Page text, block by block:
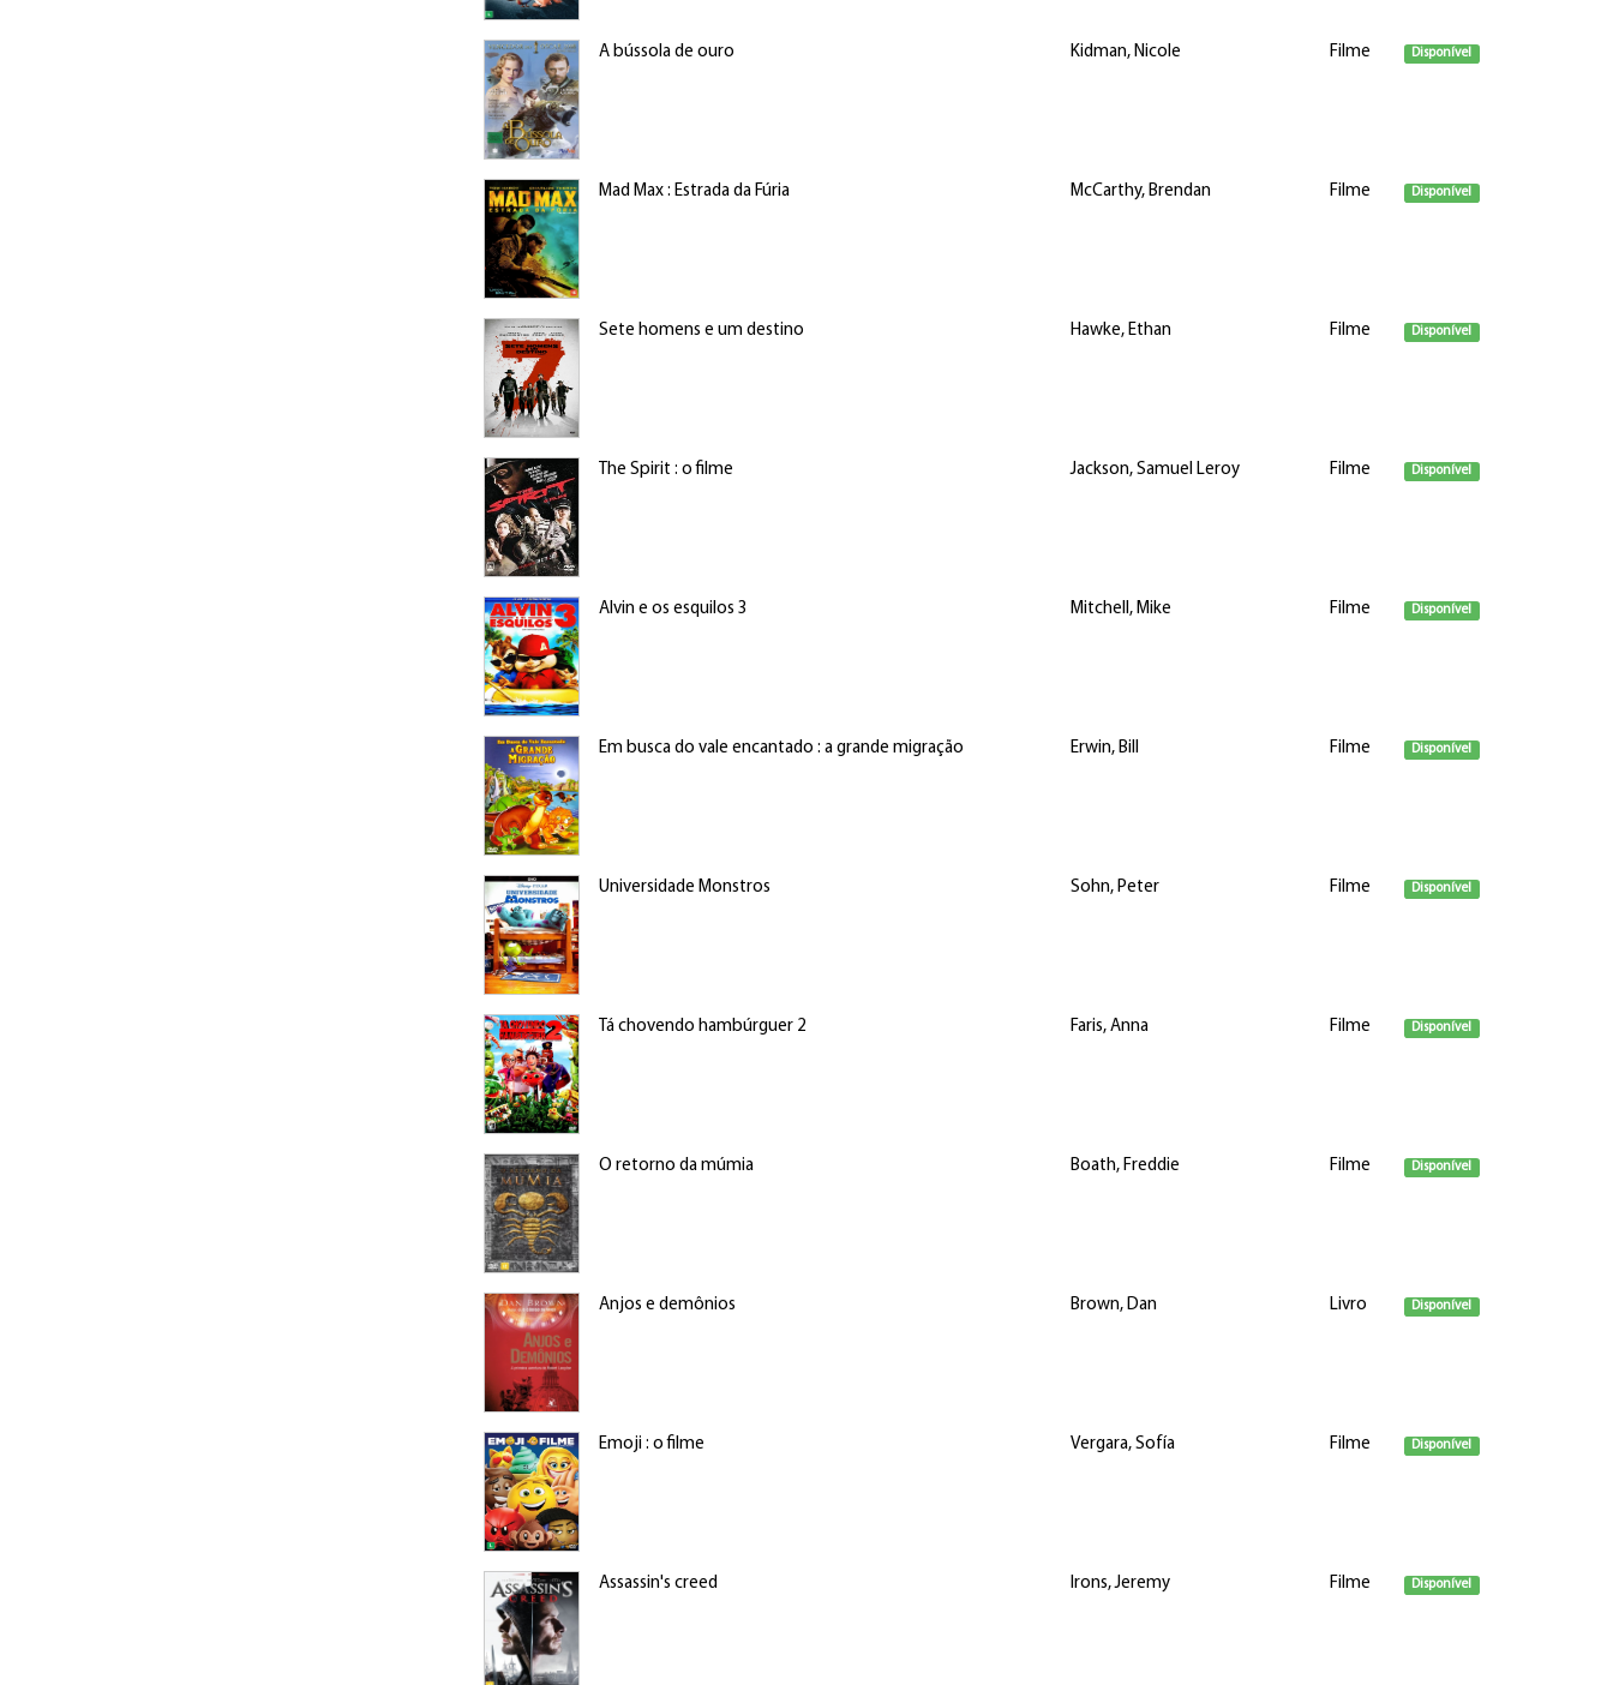
A bússola de ouro Kidman, Nicole Filme Disponível
Mad Max : Estrada da Fúria McCarthy, Brendan Filme Disponível
Sete homens e um destino Hawke, Ethan Filme Disponível
The Spirit : o filme Jackson, Samuel Leroy Filme Disponível
Alvin e os esquilos 3 Mitchell, Mike Filme Disponível
Em busca do vale encantado : a grande migração Erwin, Bill Filme Disponível
Universidade Monstros Sohn, Peter Filme Disponível
Tá chovendo hambúrguer 2 Faris, Anna Filme Disponível
O retorno da múmia Boath, Freddie Filme Disponível
Anjos e demônios Brown, Dan Livro Disponível
Emoji : o filme Vergara, Sofía Filme Disponível
Assassin's creed Irons, Jeremy Filme Disponível